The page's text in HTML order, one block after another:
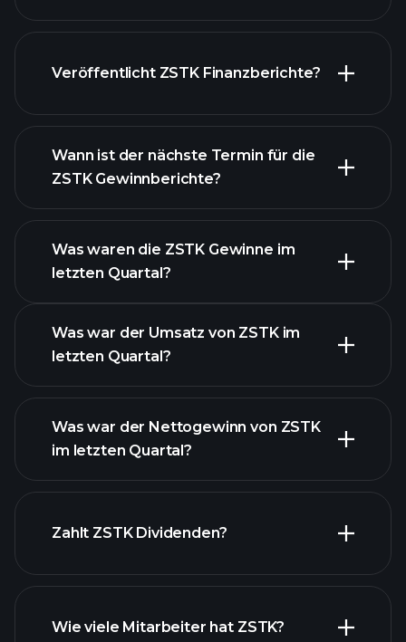
unsere Liste der Aktien
Veröffentlicht ZSTK Finanzberichte?
Finanzberichte von
ZSTK
Wann ist der nächste Termin für die
ZSTK Gewinnberichte?
Was waren die ZSTK Gewinne im
letzten Quartal?
ZSTK Gewinnen
Was war der Umsatz von ZSTK im
letzten Quartal?
Berichte ZSTK
Was war der Nettogewinn von ZSTK
im letzten Quartal?
finanzielle Berichte ZSTK
Zahlt ZSTK Dividenden?
Wie viele Mitarbeiter hat ZSTK?